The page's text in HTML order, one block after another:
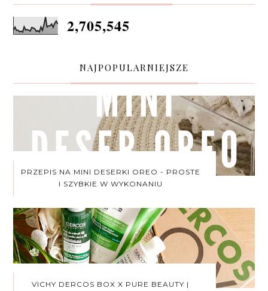
2,705,545
NAJPOPULARNIEJSZE
PRZEPIS NA MINI DESERKI OREO - PROSTE
I SZYBKIE W WYKONANIU
VICHY DERCOS BOX X PURE BEAUTY |